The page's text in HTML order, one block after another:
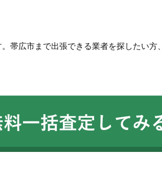
帯広市まで出張できる業者を探したい方